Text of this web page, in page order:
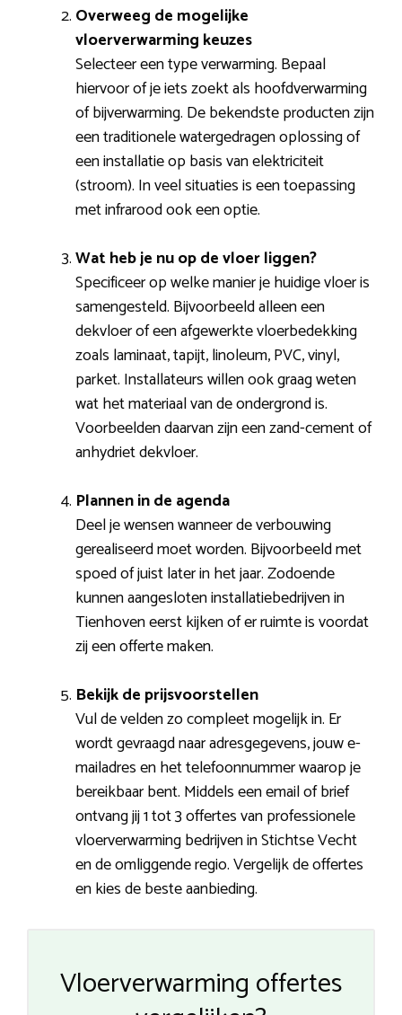
Overweeg de mogelijke
vloerverwarming keuzes
Selecteer een type verwarming. Bepaal
hiervoor of je iets zoekt als hoofdverwarming
of bijverwarming. De bekendste producten zijn
een traditionele watergedragen oplossing of
een installatie op basis van elektriciteit
(stroom). In veel situaties is een toepassing
met infrarood ook een optie.
Wat heb je nu op de vloer liggen?
Specificeer op welke manier je huidige vloer is
samengesteld. Bijvoorbeeld alleen een
dekvloer of een afgewerkte vloerbedekking
zoals laminaat, tapijt, linoleum, PVC, vinyl,
parket. Installateurs willen ook graag weten
wat het materiaal van de ondergrond is.
Voorbeelden daarvan zijn een zand-cement of
anhydriet dekvloer.
Plannen in de agenda
Deel je wensen wanneer de verbouwing
gerealiseerd moet worden. Bijvoorbeeld met
spoed of juist later in het jaar. Zodoende
kunnen aangesloten installatiebedrijven in
Tienhoven eerst kijken of er ruimte is voordat
zij een offerte maken.
Bekijk de prijsvoorstellen
Vul de velden zo compleet mogelijk in. Er
wordt gevraagd naar adresgegevens, jouw e-
mailadres en het telefoonnummer waarop je
bereikbaar bent. Middels een email of brief
ontvang jij 1 tot 3 offertes van professionele
vloerverwarming bedrijven in Stichtse Vecht
en de omliggende regio. Vergelijk de offertes
en kies de beste aanbieding.
Vloerverwarming offertes